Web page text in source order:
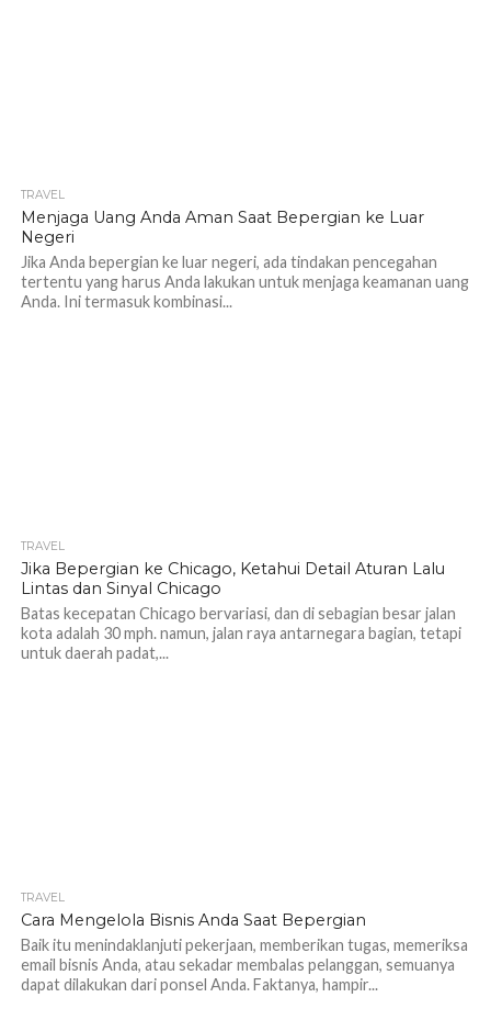
TRAVEL
Menjaga Uang Anda Aman Saat Bepergian ke Luar
Negeri
Jika Anda bepergian ke luar negeri, ada tindakan pencegahan
tertentu yang harus Anda lakukan untuk menjaga keamanan uang
Anda. Ini termasuk kombinasi...
TRAVEL
Jika Bepergian ke Chicago, Ketahui Detail Aturan Lalu
Lintas dan Sinyal Chicago
Batas kecepatan Chicago bervariasi, dan di sebagian besar jalan
kota adalah 30 mph. namun, jalan raya antarnegara bagian, tetapi
untuk daerah padat,...
TRAVEL
Cara Mengelola Bisnis Anda Saat Bepergian
Baik itu menindaklanjuti pekerjaan, memberikan tugas, memeriksa
email bisnis Anda, atau sekadar membalas pelanggan, semuanya
dapat dilakukan dari ponsel Anda. Faktanya, hampir...